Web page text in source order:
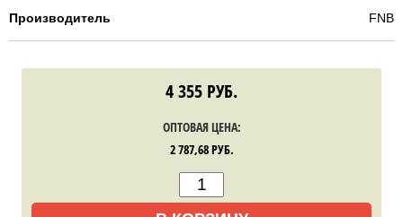
Производитель FNB
4 355 РУБ.
ОПТОВАЯ ЦЕНА:
2 787,68РУБ.